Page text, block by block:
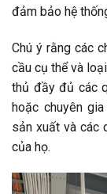
đảm bảo hệ
Chú ý rằng các
cầu cụ thể và
thủ đầy đủ các
hoặc chuyên
sản xuất và các
của họ.